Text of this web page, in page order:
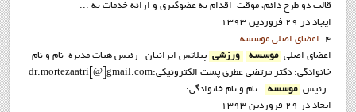
قالب دو طرح دائم، موقت اقدام به عضوگيري و ارائه خدمات به ...
ایجاد در 29 فروردين 1393
4.
اعضاي اصلي موسسه
اعضاي اصلي
موسسه ورزشي پيلاتس ايرانيان رئيس هيات مديره نام و نام
خانوادگي: دکتر مرتضي عطري پست الکترونيکي:dr.mortezaatri[@]gmail.com
رئيس
موسسه
نام و نام خانوادگي: ...
ایجاد در 29 فروردين 1393